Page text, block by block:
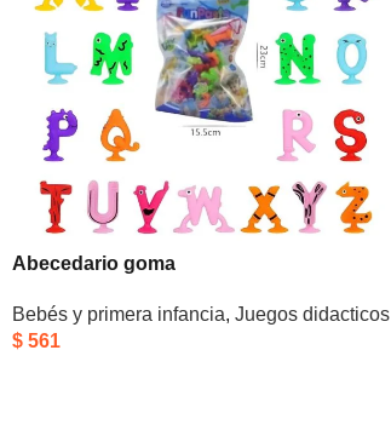
Abecedario goma
Bebés y primera infancia, Juegos didacticos
$ 561